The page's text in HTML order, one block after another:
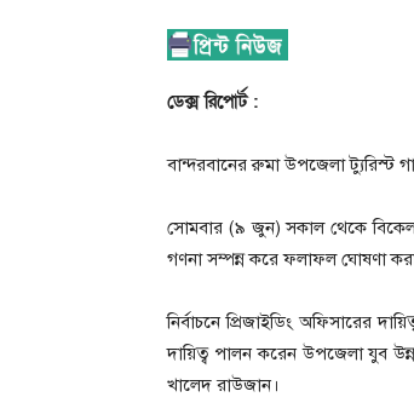
ডেক্স রিপোর্ট :
বান্দরবানের রুমা উপজেলা ট্যুরিস্ট
সোমবার (৯ জুন) সকাল থেকে
গণনা সম্পন্ন করে ফলাফল ঘোষণা
নির্বাচনে প্রিজাইডিং অফিসারের
দায়িত্ব পালন করেন উপজেলা যুব
খালেদ রাউজান।